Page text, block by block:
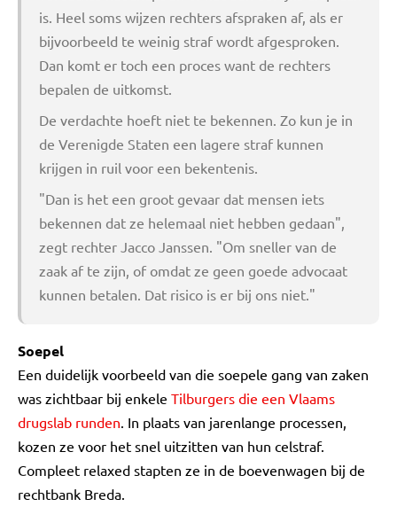
is. Heel soms wijzen rechters afspraken af, als er
bijvoorbeeld te weinig straf wordt afgesproken.
Dan komt er toch een proces want de rechters
bepalen de uitkomst.
De verdachte hoeft niet te bekennen. Zo kun je in
de Verenigde Staten een lagere straf kunnen
krijgen in ruil voor een bekentenis.
"Dan is het een groot gevaar dat mensen iets
bekennen dat ze helemaal niet hebben gedaan",
zegt rechter Jacco Janssen. "Om sneller van de
zaak af te zijn, of omdat ze geen goede advocaat
kunnen betalen. Dat risico is er bij ons niet."
Soepel
Een duidelijk voorbeeld van die soepele gang van zaken
was zichtbaar bij enkele Tilburgers die een Vlaams
drugslab runden . In plaats van jarenlange processen,
kozen ze voor het snel uitzitten van hun celstraf.
Compleet relaxed stapten ze in de boevenwagen bij de
rechtbank Breda.